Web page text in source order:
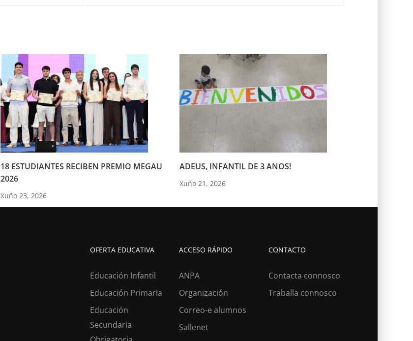
18 ESTUDIANTES RECIBEN PREMIO MEGAU
2026
Xuño 23, 2026
ADEUS, INFANTIL DE 3 ANOS!
Xuño 21, 2026
OFERTA EDUCATIVA
Educación Infantil
Educación Primaria
Educación
Secundaria
ACCESO RÁPIDO
ANPA
Organización
Correo-e alumnos
Sallenet
CONTACTO
Contacta connosco
Traballa connosco